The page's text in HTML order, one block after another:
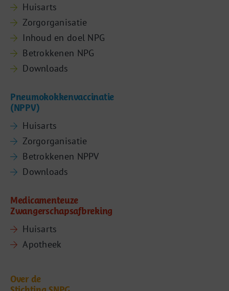
Huisarts
Zorgorganisatie
Inhoud en doel NPG
Betrokkenen NPG
Downloads
Pneumokokkenvaccinatie
(NPPV)
Huisarts
Zorgorganisatie
Betrokkenen NPPV
Downloads
Medicamenteuze
Zwangerschapsafbreking
Huisarts
Apotheek
Over de